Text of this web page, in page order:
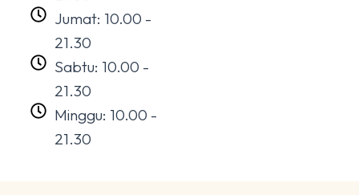
Jumat: 10.00 -
21.30
Sabtu: 10.00 -
21.30
Minggu: 10.00 -
21.30